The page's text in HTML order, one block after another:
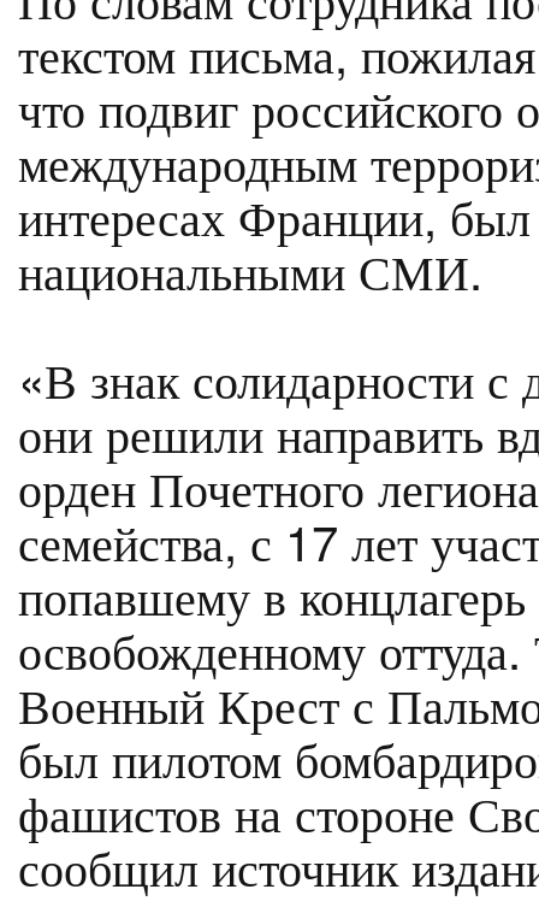
текстом письма,
что подвиг
международным
интересах Франции,
национальными СМИ.
«В знак солидарности
они решили направить
орден Почетного
семейства, с 17 лет
попавшему в
освобожденному
Военный Крест с
был пилотом
фашистов на стороне
сообщил источник